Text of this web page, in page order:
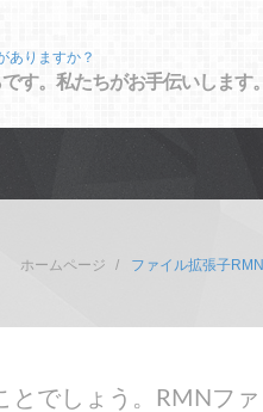
ありますか？
す。私たちがお手伝いします。
ホームページ ファイル拡張子RMN
とでしょう。RMNファ